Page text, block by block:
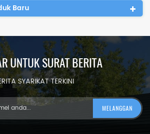
Baru
UNTUK SURAT BERITA
SYARIKAT TERKINI